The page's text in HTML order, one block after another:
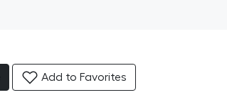
Add to Favorites